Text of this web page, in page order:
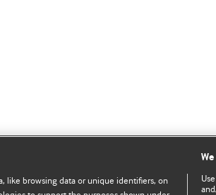
like browsing data or unique identifiers, on